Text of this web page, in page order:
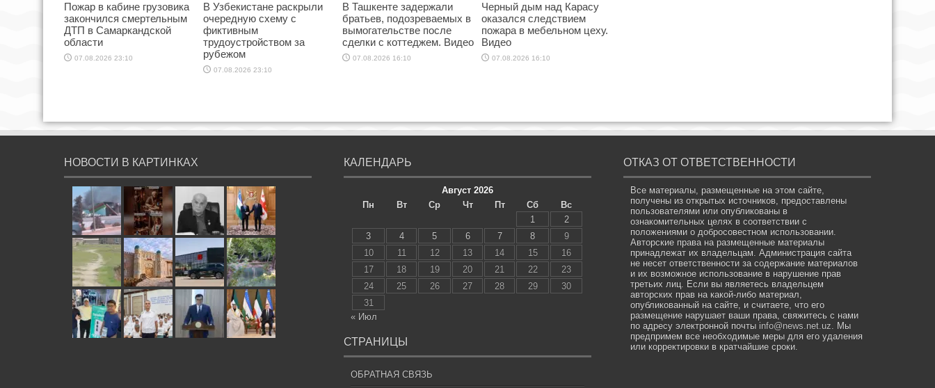
Пожар в кабине грузовика
закончился смертельным
ДТП в Самаркандской
области
07.08.2026 23:10
В Узбекистане раскрыли
очередную схему с
фиктивным
трудоустройством за
рубежом
07.08.2026 23:10
В Ташкенте задержали
братьев, подозреваемых в
вымогательстве после
сделки с коттеджем. Видео
07.08.2026 16:10
Черный дым над Карасу
оказался следствием
пожара в мебельном цеху.
Видео
07.08.2026 16:10
НОВОСТИ В КАРТИНКАХ КАЛЕНДАРЬ
Август 2026
Пн
Вт Ср Чт Пт Сб
Вс
1
2
3
4 5 6 7 8
9
10
11 12 13 14 15
16
17
18 19 20 21 22
23
24
25 26 27 28 29
30
31
« Июл
СТРАНИЦЫ
ОБРАТНАЯ СВЯЗЬ
ОТКАЗ ОТ ОТВЕТСТВЕННОСТИ
Все материалы, размещенные на этом сайте,
получены из открытых источников, предоставлены
пользователями или опубликованы в
ознакомительных целях в соответствии с
положениями о добросовестном использовании.
Авторские права на размещенные материалы
принадлежат их владельцам. Администрация сайта
не несет ответственности за содержание материалов
и их возможное использование в нарушение прав
третьих лиц. Если вы являетесь владельцем
авторских прав на какой-либо материал,
опубликованный на сайте, и считаете, что его
размещение нарушает ваши права, свяжитесь с нами
по адресу электронной почты info@news.net.uz . Мы
предпримем все необходимые меры для его удаления
или корректировки в кратчайшие сроки.